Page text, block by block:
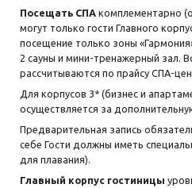
Посещать СПА комплементарно
могут только гости Главного
посещение только зоны
2 сауны и мини-тренажерный зал.
рассчитываются по прайсу СПА-
Для корпусов 3* (бизнес и
осуществляется за
Предварительная запись
себе Гости должны иметь
для плавания).
Главный корпус гостиницы